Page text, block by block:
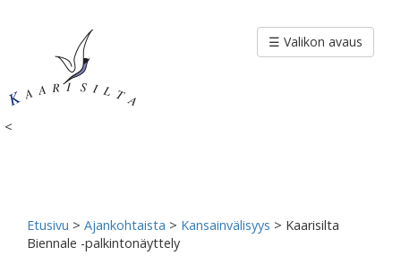
<
☰ Valikon avaus
Etusivu > Ajankohtaista > Kansainvälisyys > Kaarisilta
Biennale -palkintonäyttely